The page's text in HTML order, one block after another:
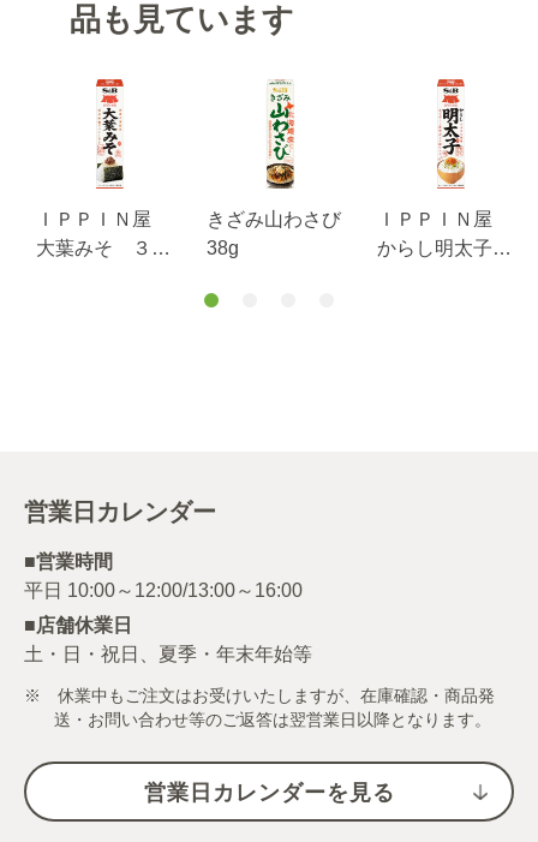
品も見ています
ＩＰＰＩＮ屋
大葉みそ ３８
きざみ山わさび
38g
ＩＰＰＩＮ屋
からし明太子
営業日カレンダー
■営業時間
■店舗休業日
土・日・祝日、夏季・年末年始等
※ 休業中もご注文はお受けいたしますが、在庫確認・商品発
送・お問い合わせ等のご返答は翌営業日以降となります。
営業日カレンダーを見る